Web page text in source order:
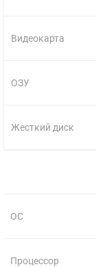
Видеокарта
ОЗУ
Жесткий диск
ОС
Процессор